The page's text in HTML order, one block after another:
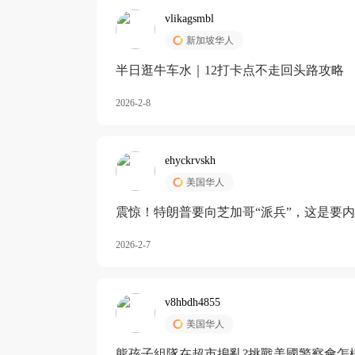
vlikagsmbl
新加坡华人
半日逛牛车水｜12打卡点不走回头路攻略
2026-2-8
ehyckrvskh
美国华人
震惊！特朗普要向芝加哥“派兵”，这是要
2026-2-7
v8hbdh4855
美国华人